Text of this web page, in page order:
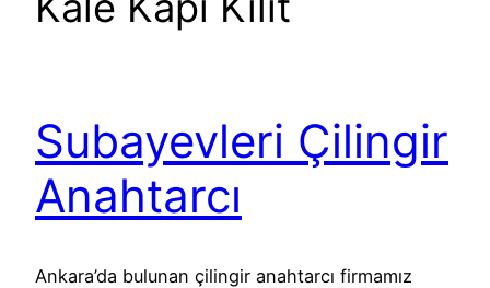
Subayevleri Çilingir
Anahtarcı
Ankara’da bulunan çilingir anahtarcı firmamız